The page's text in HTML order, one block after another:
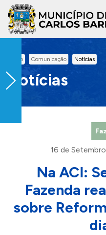
Ir para conteúdo principal
Inicio Comunicação Notícias
Notícias
16 de
Na ACI:
Fazenda
sobre